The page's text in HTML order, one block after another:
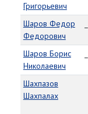
Григорьевич
Шаров Федор
Федорович
Шаров Борис
Николаевич
Шахпазов
Шахпалах